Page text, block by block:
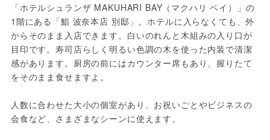
「ホテルシュランザ MAKUHARI BAY（マクハリ ベイ）」の
1階にある「鮨 波奈本店 別邸」。ホテルに入らなくても、外
からそのまま入店できます。白いのれんと木組みの入り口が
目印です。寿司店らしく明るい色調の木を使った内装で清潔
感があります。厨房の前にはカウンター席もあり、握りたて
をそのまま食せますよ。
人数に合わせた大小の個室があり、お祝いごとやビジネスの
会食など、さまざまなシーンに使えます。